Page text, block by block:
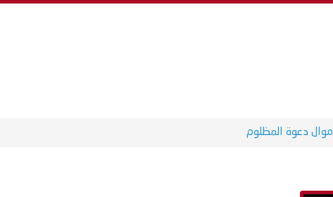
موال دعوة المظلوم